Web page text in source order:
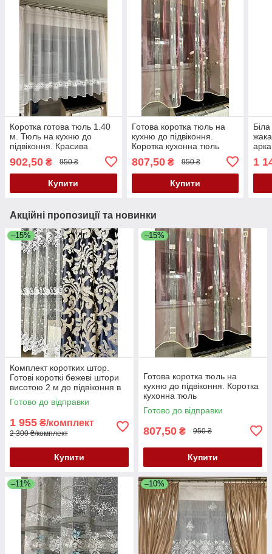
Коротка готова тюль 1.40
м. Тюль на кухню до
підвіконня. Красива
902,50 ₴ 950 ₴
Купити
Готова коротка тюль на
кухню до підвіконня.
Коротка кухонна тюль
807,50₴ 950 ₴
Купити
1
Акційні пропозиції та новинки
–15%
Комплект коротких штор.
Готові короткі бежеві штори
висотою 2 м до підвіконня в
зал, спальню, кухню,
вітальню
Готово до відправки
1 955 ₴/комплект
2 300 ₴/комплект
Купити
–15%
Готова коротка тюль на
кухню до підвіконня. Коротка
кухонна тюль
Готово до відправки
807,50 ₴ 950 ₴
Купити
–11% –10%